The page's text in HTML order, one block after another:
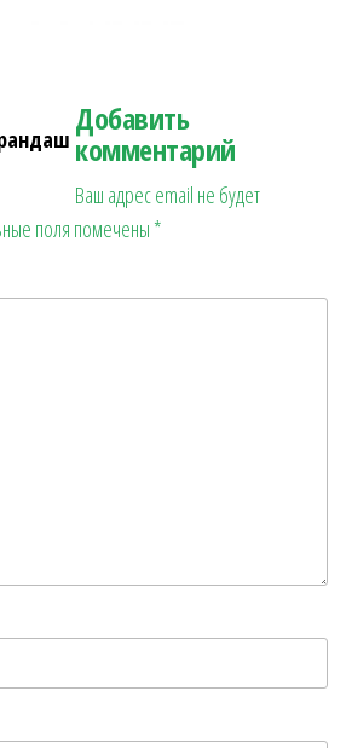
записям
Добавить
комментарий
Ваш адрес email не будет
поля помечены *